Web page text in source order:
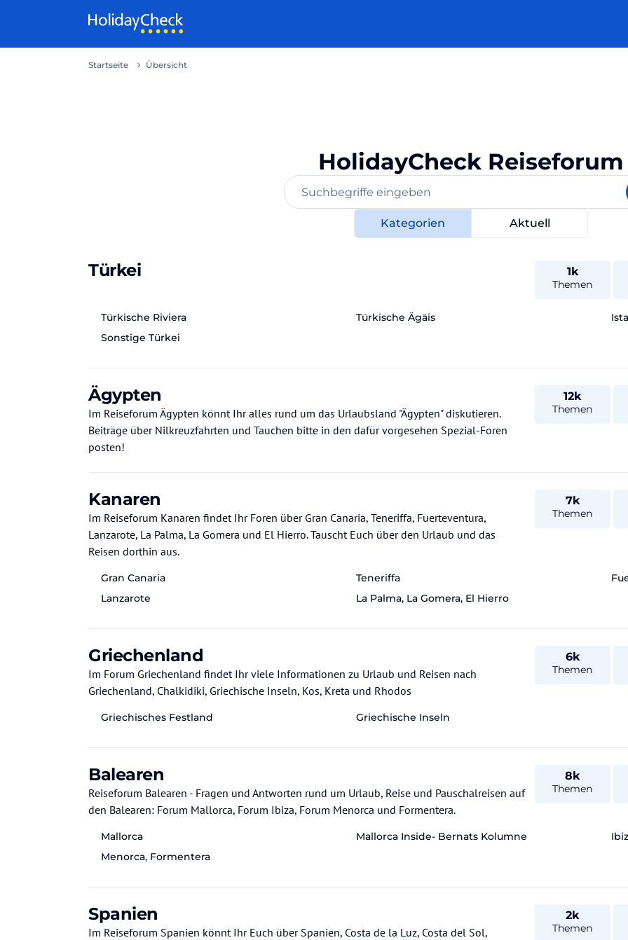
Startseite Übersicht
HolidayCheck Reiseforum
Kategorien Aktuell
Türkei 1k
Themen
Türkische Riviera Türkische Ägäis
Sonstige Türkei
Ägypten
Im Reiseforum Ägypten könnt Ihr alles rund um das Urlaubsland "Ägypten" diskutieren.
Beiträge über Nilkreuzfahrten und Tauchen bitte in den dafür vorgesehen Spezial-Foren
posten!
12k
Themen
Kanaren
Im Reiseforum Kanaren findet Ihr Foren über Gran Canaria, Teneriffa, Fuerteventura,
Lanzarote, La Palma, La Gomera und El Hierro. Tauscht Euch über den Urlaub und das
Reisen dorthin aus.
7k
Themen
Gran Canaria
Teneriffa
Lanzarote
La Palma, La Gomera, El Hierro
Griechenland
Im Forum Griechenland findet Ihr viele Informationen zu Urlaub und Reisen nach
Griechenland, Chalkidiki, Griechische Inseln, Kos, Kreta und Rhodos
6k
Themen
Griechisches Festland Griechische Inseln
Balearen
Reiseforum Balearen - Fragen und Antworten rund um Urlaub, Reise und Pauschalreisen auf
den Balearen: Forum Mallorca, Forum Ibiza, Forum Menorca und Formentera.
8k
Themen
Mallorca Mallorca Inside- Bernats Kolumne
Menorca, Formentera
Spanien
Im Reiseforum Spanien könnt Ihr Euch über Spanien, Costa de la Luz, Costa del Sol,
2k
Themen